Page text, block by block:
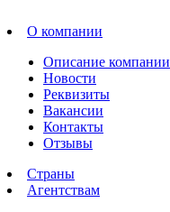
О компании
Описание компании
Новости
Реквизиты
Вакансии
Контакты
Отзывы
Страны
Агентствам